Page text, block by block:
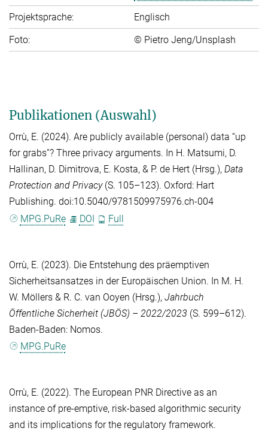
Projektsprache:
Englisch
Foto:
© Pietro Jeng/Unsplash
Publikationen (Auswahl)
Orrù, E. (2024). Are publicly available (personal) data “up
for grabs”? Three privacy arguments. In H. Matsumi, D.
Hallinan, D. Dimitrova, E. Kosta, & P. de Hert (Hrsg.), Data
Protection and Privacy(S. 105–123). Oxford: Hart
Publishing. doi:10.5040/9781509975976.ch-004
MPG.PuRe
DOI Full
Orrù, E. (2023). Die Entstehung des präemptiven
Sicherheitsansatzes in der Europäischen Union. In M. H.
W. Möllers & R. C. van Ooyen (Hrsg.), Jahrbuch
Öffentliche Sicherheit (JBÖS) – 2022/2023 (S. 599–612).
Baden-Baden: Nomos.
MPG.PuRe
Orrù, E. (2022). The European PNR Directive as an
instance of pre-emptive, risk-based algorithmic security
and its implications for the regulatory framework.